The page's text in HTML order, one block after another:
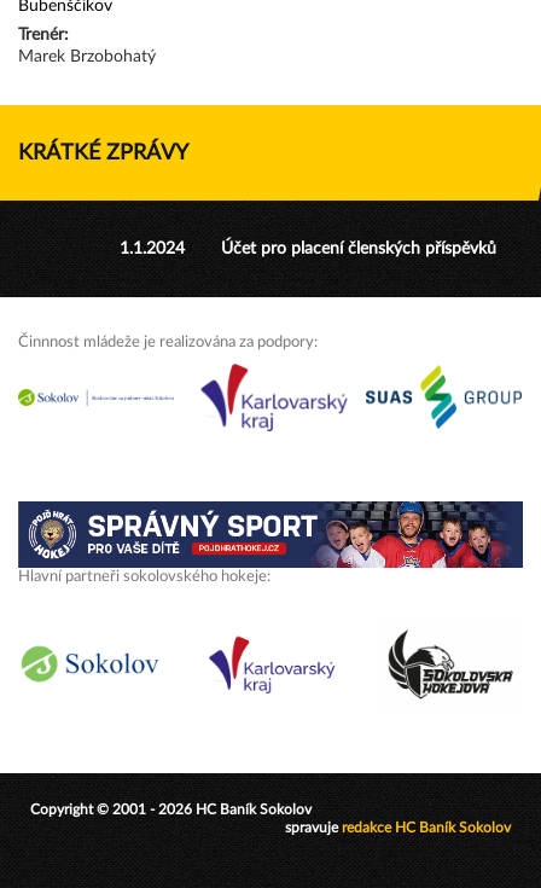
Bubenščikov
Trenér:
Marek Brzobohatý
KRÁTKÉ ZPRÁVY
1.1.2024 Účet pro placení členských příspěvků
Činnnost mládeže je realizována za podpory:
Hlavní partneři sokolovského hokeje:
Copyright © 2001 - 2026 HC Baník Sokolov
spravujeredakce HC Baník Sokolov